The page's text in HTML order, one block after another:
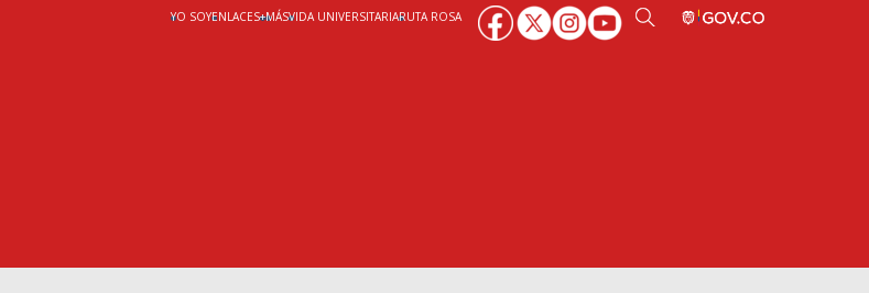
YO SOYENLACES+MÁSVIDA UNIVERSITARIARUTA ROSA